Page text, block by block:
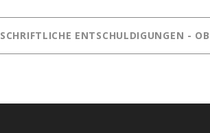
SCHRIFTLICHE ENTSCHULDIGUNGEN -